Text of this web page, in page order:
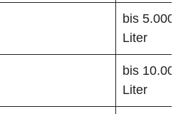
bis 5.000
Liter
bis 10.000
Liter